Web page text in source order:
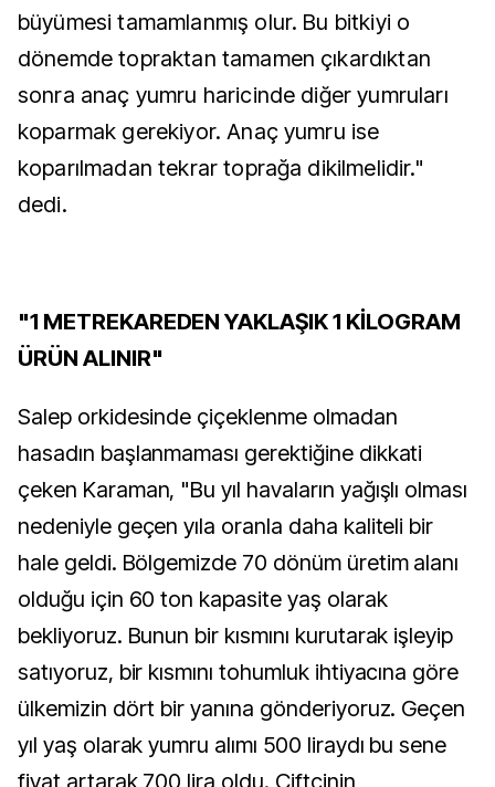
büyümesi tamamlanmış olur. Bu bitkiyi o
dönemde topraktan tamamen çıkardıktan
sonra anaç yumru haricinde diğer yumruları
koparmak gerekiyor. Anaç yumru ise
koparılmadan tekrar toprağa dikilmelidir."
dedi.
"1 METREKAREDEN YAKLAŞIK 1 KİLOGRAM
ÜRÜN ALINIR"
Salep orkidesinde çiçeklenme olmadan
hasadın başlanmaması gerektiğine dikkati
çeken Karaman, "Bu yıl havaların yağışlı olması
nedeniyle geçen yıla oranla daha kaliteli bir
hale geldi. Bölgemizde 70 dönüm üretim alanı
olduğu için 60 ton kapasite yaş olarak
bekliyoruz. Bunun bir kısmını kurutarak işleyip
satıyoruz, bir kısmını tohumluk ihtiyacına göre
ülkemizin dört bir yanına gönderiyoruz. Geçen
yıl yaş olarak yumru alımı 500 liraydı bu sene
fiyat artarak 700 lira oldu. Çiftçinin